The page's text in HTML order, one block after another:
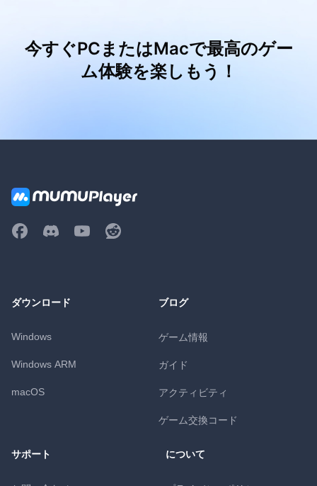
今すぐPCまたはMacで最高のゲー
ム体験を楽しもう！
ダウンロード
Windows
Windows ARM
macOS
ブログ
ゲーム情報
ガイド
アクティビティ
ゲーム交換コード
サポート について